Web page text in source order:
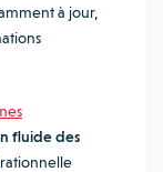
à jour,
fluide des